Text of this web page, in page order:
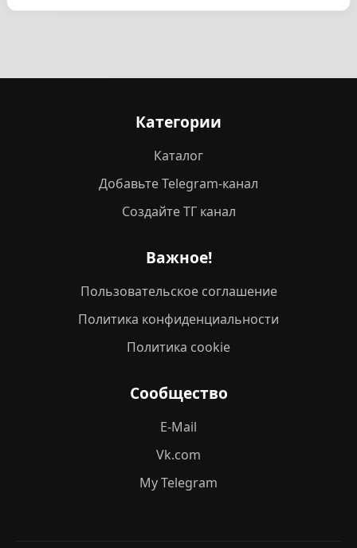
Категории
Каталог
Добавьте Telegram-канал
Создайте ТГ канал
Важное!
Пользовательское соглашение
Политика конфиденциальности
Политика cookie
Сообщество
E-Mail
Vk.com
My Telegram